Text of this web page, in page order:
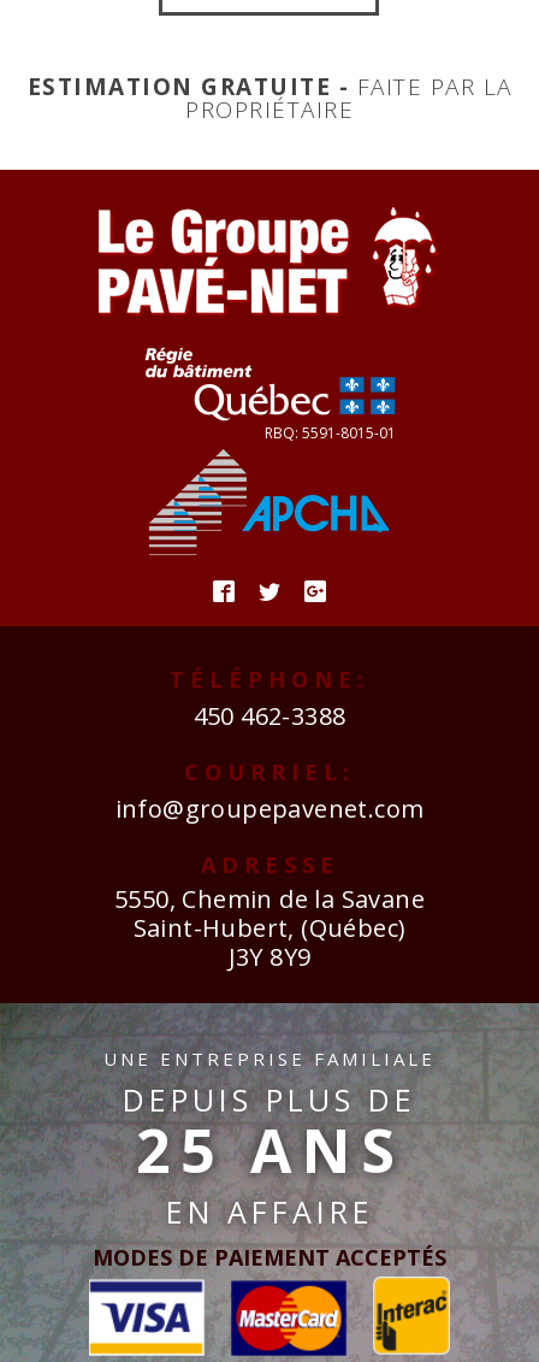
ESTIMATION GRATUITE - FAITE PAR LA
PROPRIÉTAIRE
TÉLÉPHONE:
450 462-3388
COURRIEL:
info@groupepavenet.com
ADRESSE
5550, Chemin de la Savane
Saint-Hubert, (Québec)
J3Y 8Y9
UNE ENTREPRISE FAMILIALE
DEPUIS PLUS DE
25 ANS
EN AFFAIRE
MODES DE PAIEMENT ACCEPTÉS